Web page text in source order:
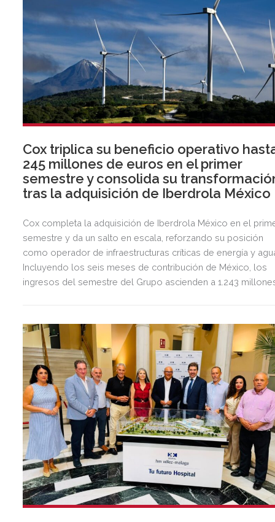
Cox triplica su beneficio operativo
245 millones de euros en el primer
semestre y consolida su
tras la adquisición de Iberdrola México
Cox completa la adquisición de Iberdrola México en el
semestre y da un salto en escala, reforzando su posición
como operador de infraestructuras críticas de energía y
Incluyendo los seis meses de contribución de México, los
ingresos del semestre del Grupo ascienden a 1.243